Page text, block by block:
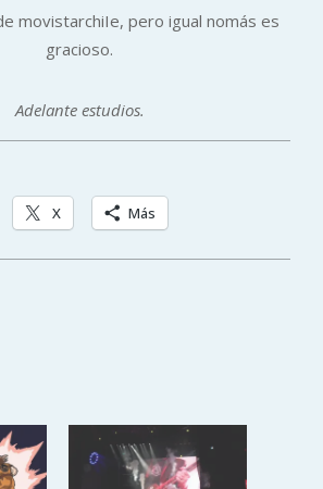
movistarchiIe, pero igual nomás es
gracioso.
Adelante estudios.
X Más